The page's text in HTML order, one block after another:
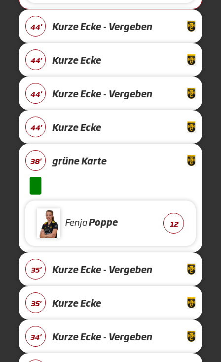
44' Kurze Ecke - Vergeben
44' Kurze Ecke
44' Kurze Ecke - Vergeben
44' Kurze Ecke
38' grüne Karte
FenjaPoppe 12
35' Kurze Ecke - Vergeben
35' Kurze Ecke
34' Kurze Ecke - Vergeben